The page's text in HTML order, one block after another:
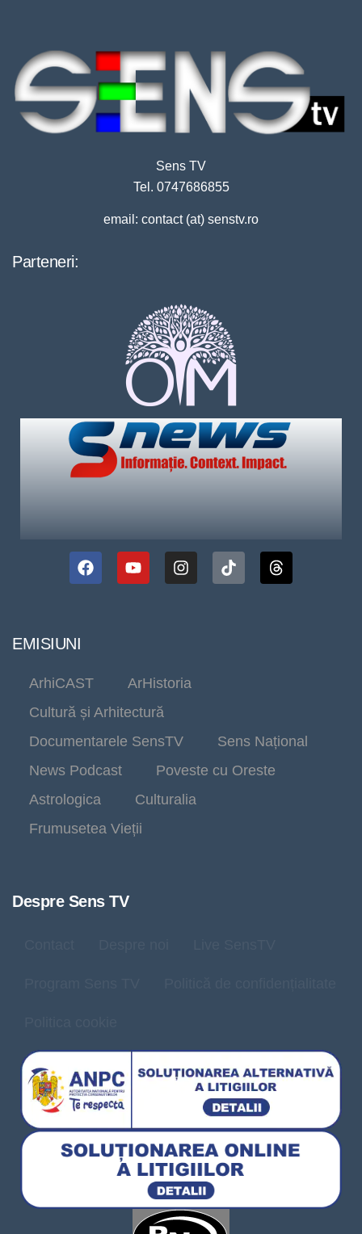
Sens TV
Tel. 0747686855
email: contact (at) senstv.ro
Parteneri:
EMISIUNI
ArhiCAST
ArHistoria
Cultură și Arhitectură
Documentarele SensTV
Sens Național
News Podcast
Poveste cu Oreste
Astrologica
Culturalia
Frumusetea Vieții
Despre Sens TV